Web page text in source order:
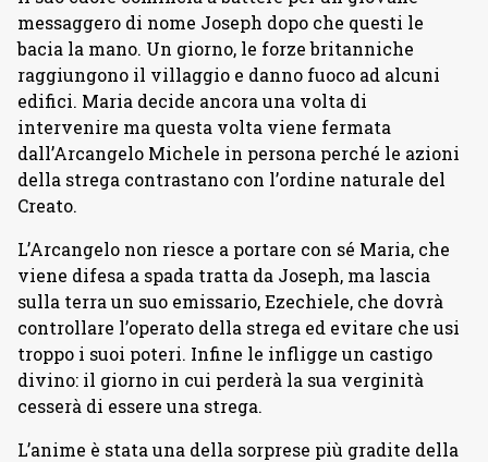
messaggero di nome Joseph dopo che questi le
bacia la mano. Un giorno, le forze britanniche
raggiungono il villaggio e danno fuoco ad alcuni
edifici. Maria decide ancora una volta di
intervenire ma questa volta viene fermata
dall’Arcangelo Michele in persona perché le azioni
della strega contrastano con l’ordine naturale del
Creato.
L’Arcangelo non riesce a portare con sé Maria, che
viene difesa a spada tratta da Joseph, ma lascia
sulla terra un suo emissario, Ezechiele, che dovrà
controllare l’operato della strega ed evitare che usi
troppo i suoi poteri. Infine le infligge un castigo
divino: il giorno in cui perderà la sua verginità
cesserà di essere una strega.
L’anime è stata una della sorprese più gradite della